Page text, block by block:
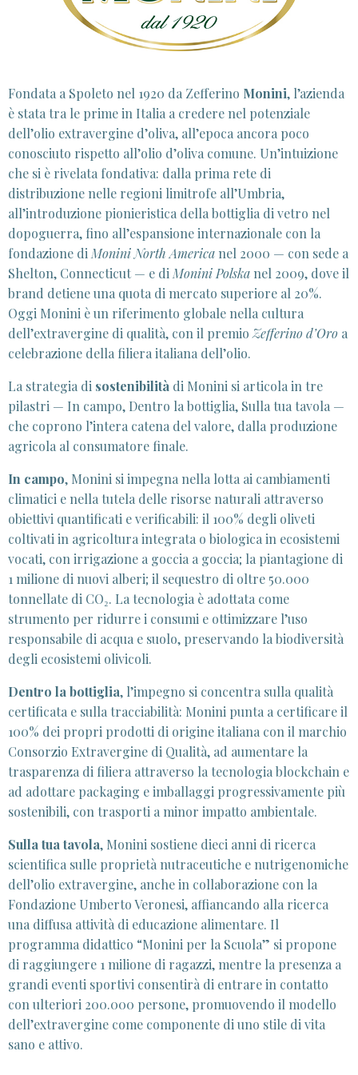
Fondata a Spoleto nel 1920 da Zefferino Monini, l’azienda
è stata tra le prime in Italia a credere nel potenziale
dell’olio extravergine d’oliva, all’epoca ancora poco
conosciuto rispetto all’olio d’oliva comune. Un’intuizione
che si è rivelata fondativa: dalla prima rete di
distribuzione nelle regioni limitrofe all’Umbria,
all’introduzione pionieristica della bottiglia di vetro nel
dopoguerra, fino all’espansione internazionale con la
fondazione diMonini North America nel 2000 — con sede a
Shelton, Connecticut — e diMonini Polska nel 2009, dove il
brand detiene una quota di mercato superiore al 20%.
Oggi Monini è un riferimento globale nella cultura
dell’extravergine di qualità, con il premioZefferino d’Oro a
celebrazione della filiera italiana dell’olio.
La strategia di sostenibilità di Monini si articola in tre
pilastri — In campo, Dentro la bottiglia, Sulla tua tavola —
che coprono l’intera catena del valore, dalla produzione
agricola al consumatore finale.
In campo, Monini si impegna nella lotta ai cambiamenti
climatici e nella tutela delle risorse naturali attraverso
obiettivi quantificati e verificabili: il 100% degli oliveti
coltivati in agricoltura integrata o biologica in ecosistemi
vocati, con irrigazione a goccia a goccia; la piantagione di
1 milione di nuovi alberi; il sequestro di oltre 50.000
tonnellate di CO₂. La tecnologia è adottata come
strumento per ridurre i consumi e ottimizzare l’uso
responsabile di acqua e suolo, preservando la biodiversità
degli ecosistemi olivicoli.
Dentro la bottiglia, l’impegno si concentra sulla qualità
certificata e sulla tracciabilità: Monini punta a certificare il
100% dei propri prodotti di origine italiana con il marchio
Consorzio Extravergine di Qualità, ad aumentare la
trasparenza di filiera attraverso la tecnologia blockchain e
ad adottare packaging e imballaggi progressivamente più
sostenibili, con trasporti a minor impatto ambientale.
Sulla tua tavola, Monini sostiene dieci anni di ricerca
scientifica sulle proprietà nutraceutiche e nutrigenomiche
dell’olio extravergine, anche in collaborazione con la
Fondazione Umberto Veronesi, affiancando alla ricerca
una diffusa attività di educazione alimentare. Il
programma didattico “Monini per la Scuola” si propone
di raggiungere 1 milione di ragazzi, mentre la presenza a
grandi eventi sportivi consentirà di entrare in contatto
con ulteriori 200.000 persone, promuovendo il modello
dell’extravergine come componente di uno stile di vita
sano e attivo.